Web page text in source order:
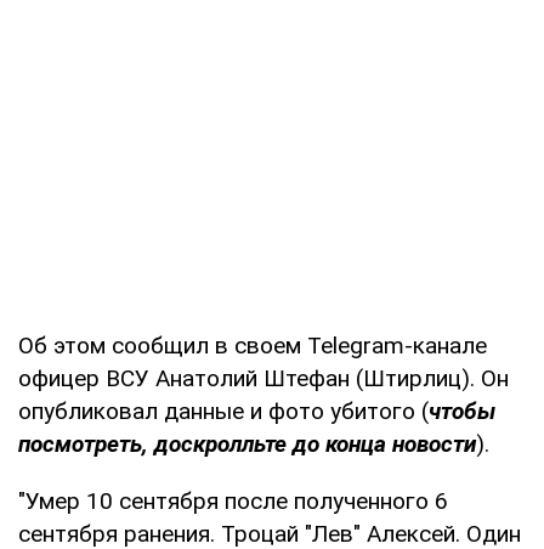
Об этом сообщил в своем Telegram-канале
офицер ВСУ Анатолий Штефан (Штирлиц). Он
опубликовал данные и фото убитого (чтобы
посмотреть, доскролльте до конца новости).
"Умер 10 сентября после полученного 6
сентября ранения. Троцай "Лев" Алексей. Один